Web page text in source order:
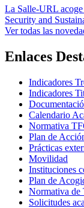
La Salle-URL
Security and
Ver todas las
Enlaces
Indicadores
Indicadores
Calendario
Normativa
Plan de
Prácticas
Movilidad
Instituciones
Plan de
Normativa de
Solicitudes